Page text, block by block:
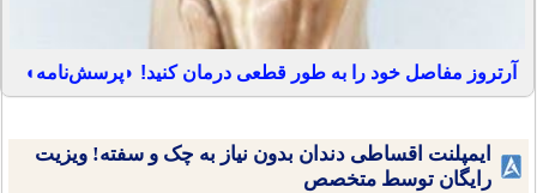
آرتروز مفاصل خود را به طور قطعی درمان کنید! ◗پرسش‌نامه◖
ایمپلنت اقساطی دندان بدون نیاز به چک و سفته! ویزیت
رایگان توسط متخصص